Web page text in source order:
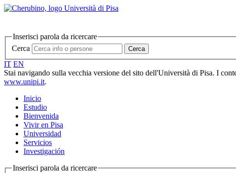
Inserisci parola da ricercare
Cerca
Cerca
IT EN
Stai navigando sulla vecchia versione del sito dell'Università di Pisa. I
www.unipi.it.
Inicio
Estudio
Bienvenida
Vivir en Pisa
Universidad
Servicios
Investigación
Inserisci parola da ricercare